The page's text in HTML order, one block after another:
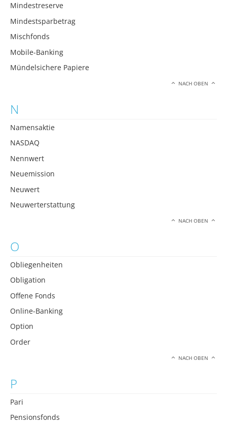
Mindestreserve
Mindestsparbetrag
Mischfonds
Mobile-Banking
Mündelsichere Papiere
NACH OBEN
N
Namensaktie
NASDAQ
Nennwert
Neuemission
Neuwert
Neuwerterstattung
NACH OBEN
O
Obliegenheiten
Obligation
Offene Fonds
Online-Banking
Option
Order
NACH OBEN
P
Pari
Pensionsfonds